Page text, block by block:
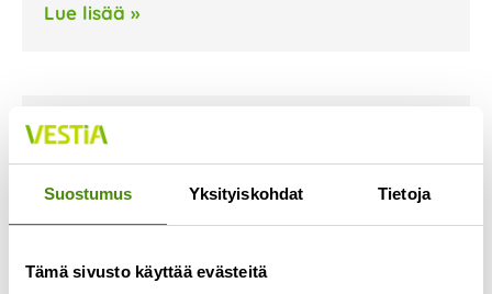
Suostumus Yksityiskohdat Tietoja
Tämä sivusto käyttää evästeitä
Lue lisää »
Tulipalo Vestianväylällä
26.6.2024
Toisin kuin joissakin uutisvälineissä on ehditty
virheellisesti uutisoimaan, keskiviikkona 26.6.2024
alueella. Ylivieskan jätekeskuksen viereisellä